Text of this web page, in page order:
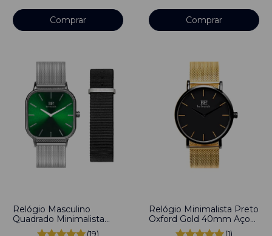
Comprar Comprar
Relógio Masculino
Quadrado Minimalista
Esmeralda Pulseira Prata
(19)
Relógio Minimalista Preto
Oxford Gold 40mm Aço
Inoxidável banhado a
(1)